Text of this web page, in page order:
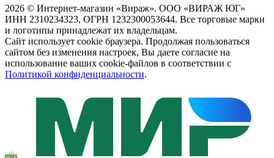
2026 © Интернет-магазин «Вираж». ООО «ВИРАЖ ЮГ»
ИНН 2310234323, ОГРН 1232300053644. Все торговые марки
и логотипы принадлежат их владельцам.
Сайт использует cookie браузера. Продолжая пользоваться
сайтом без изменения настроек, Вы даете согласие на
использование ваших cookie-файлов в соответствии с
Политикой конфиденциальности.